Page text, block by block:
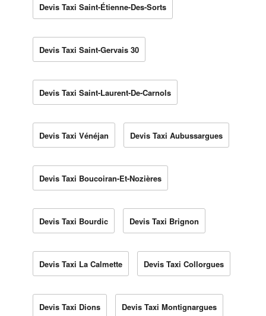
Devis Taxi Saint-Étienne-Des-Sorts
Devis Taxi Saint-Gervais 30
Devis Taxi Saint-Laurent-De-Carnols
Devis Taxi Vénéjan Devis Taxi Aubussargues
Devis Taxi Boucoiran-Et-Nozières
Devis Taxi Bourdic Devis Taxi Brignon
Devis Taxi La Calmette Devis Taxi Collorgues
Devis Taxi Dions Devis Taxi Montignargues